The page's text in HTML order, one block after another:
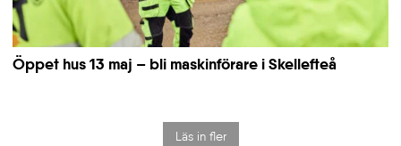
Öppet hus 13 maj – bli maskinförare i Skellefteå
Läs in fler